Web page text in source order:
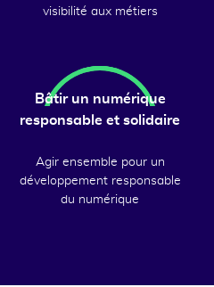
visibilité aux métiers
Bâtir un numérique
responsable et solidaire
Agir ensemble pour un
développement responsable
du numérique